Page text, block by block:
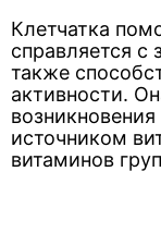
Клетчатка
справляется с
также
активности.
источником
витаминов